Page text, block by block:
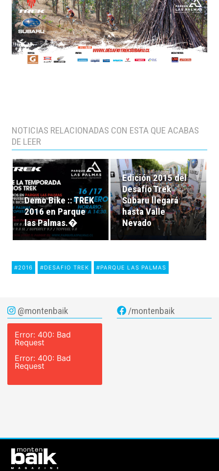
NOTICIAS RELACIONADAS CON ESTA QUE ACABAS
DE LEER
Demo Bike :: TREK
2016 en Parque
las Palmas.�
Edición 2015 del
Desafío Trek
Subaru llegará
hasta Valle
Nevado
#2016 #DESAFIO TREK #PARQUE LAS PALMAS
@montenbaik
Error: 400: Bad
Request
Error: 400: Bad
Request
/montenbaik